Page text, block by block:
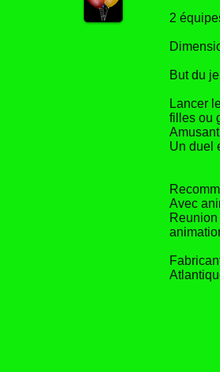
2
But du
Lancer
filles ou
Amusant
Un duel
Avec